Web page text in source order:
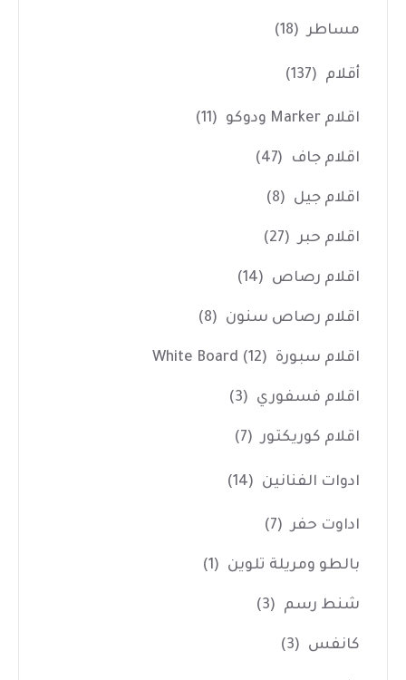
مساطر (18)
أقلام (137)
اقلام Marker ودوكو (11)
اقلام جاف (47)
اقلام جيل (8)
اقلام حبر (27)
اقلام رصاص (14)
اقلام رصاص سنون (8)
اقلام سبورة White Board (12)
اقلام فسفوري (3)
اقلام كوريكتور (7)
ادوات الفنانين (14)
اداوت حفر (7)
بالطو ومريلة تلوين (1)
شنط رسم (3)
كانفس (3)